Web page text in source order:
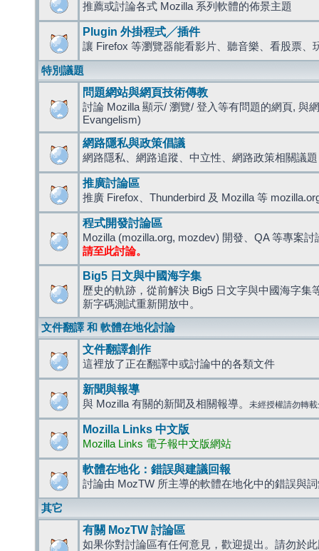
推薦或討論各式 Mozilla 系列軟體的佈景主題
Plugin 外掛程式╱插件
讓 Firefox 等瀏覽器能看影片、聽音樂、看股票、
特別議題
問題網站與網頁技術傳教
討論 Mozilla 顯示/ 瀏覽/ 登入等有問題的網頁, 與
Evangelism)
網路隱私與政策倡議
網路隱私、網路追蹤、中立性、網路政策相關議題
推廣討論區
推廣 Firefox、Thunderbird 及 Mozilla 等
程式開發討論區
Mozilla (mozilla.org, mozdev) 開發、QA 等專案討
請至此討論。
Big5 日文與中國海字集
歷史的軌跡，從前解決 Big5 日文字與中國海字集
新字碼測試重新開放中。
文件翻譯 和 軟體在地化討論
文件翻譯創作
這裡放了正在翻譯中或討論中的各類文件
新聞與報導
與 Mozilla 有關的新聞及相關報導。 未經授權請勿轉
Mozilla Links 中文版
Mozilla Links 電子報中文版網站
軟體在地化：錯誤與建議回報
討論由 MozTW 所主導的軟體在地化中的錯誤與
其它
有關 MozTW 討論區
如果你對討論區有任何意見，歡迎提出。請勿於